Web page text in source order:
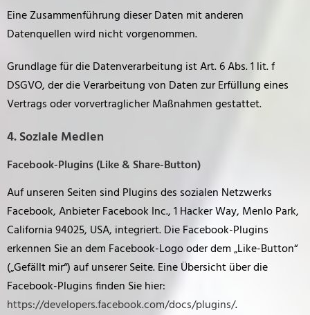
Eine Zusammenführung dieser Daten mit anderen
Datenquellen wird nicht vorgenommen.
Grundlage für die Datenverarbeitung ist Art. 6 Abs. 1 lit. f
DSGVO, der die Verarbeitung von Daten zur Erfüllung eines
Vertrags oder vorvertraglicher Maßnahmen gestattet.
4. Soziale Medien
Facebook-Plugins (Like & Share-Button)
Auf unseren Seiten sind Plugins des sozialen Netzwerks
Facebook, Anbieter Facebook Inc., 1 Hacker Way, Menlo Park,
California 94025, USA, integriert. Die Facebook-Plugins
erkennen Sie an dem Facebook-Logo oder dem „Like-Button“
(„Gefällt mir“) auf unserer Seite. Eine Übersicht über die
Facebook-Plugins finden Sie hier:
https://developers.facebook.com/docs/plugins/.